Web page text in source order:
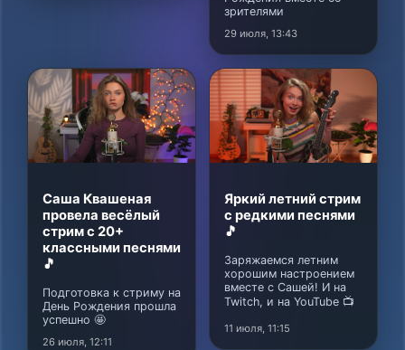
зрителями
29 июля, 13:43
Саша Квашеная
провела весёлый
стрим с 20+
классными песнями
🎵
Подготовка к стриму на
День Рождения прошла
успешно 🤩
26 июля, 12:11
Яркий летний стрим
с редкими песнями
🎵
Заряжаемся летним
хорошим настроением
вместе с Сашей! И на
Twitch, и на YouTube 📺
11 июля, 11:15